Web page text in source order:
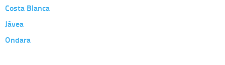
Costa Blanca
Jávea
Ondara